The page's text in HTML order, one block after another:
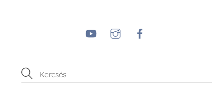
YouTube Instagram